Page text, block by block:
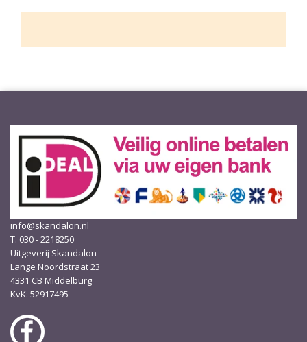
info@skandalon.nl
T. 030 - 2218250
Uitgeverij Skandalon
Lange Noordstraat 23
4331 CB Middelburg
KvK: 52917495